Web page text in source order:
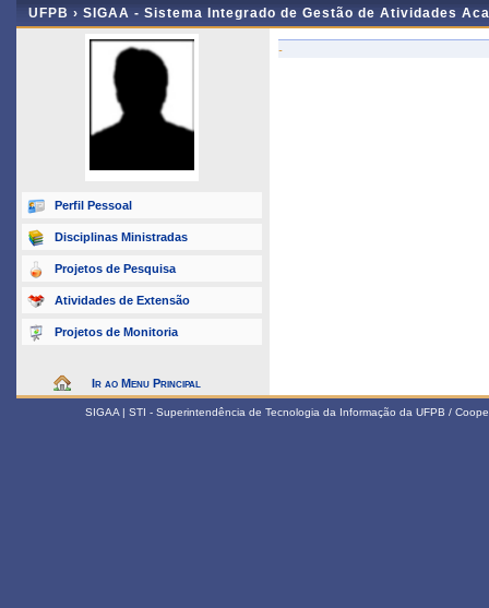
UFPB › SIGAA - Sistema Integrado de Gestão de Atividades
Perfil Pessoal
Disciplinas Ministradas
Projetos de Pesquisa
Atividades de Extensão
Projetos de Monitoria
Ir ao Menu Principal
-
SIGAA | STI - Superintendência de Tecnologia da Informação da UFPB /